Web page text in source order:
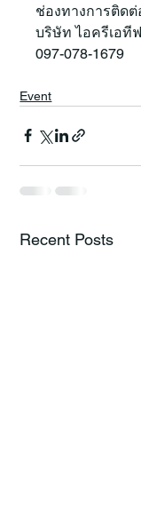
ช่องทางการติดต่
บริษัท ไอครีเอที
097-078-1679
Event
Recent Posts